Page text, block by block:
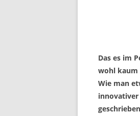
Das es im
wohl kaum
Wie man
innovativer